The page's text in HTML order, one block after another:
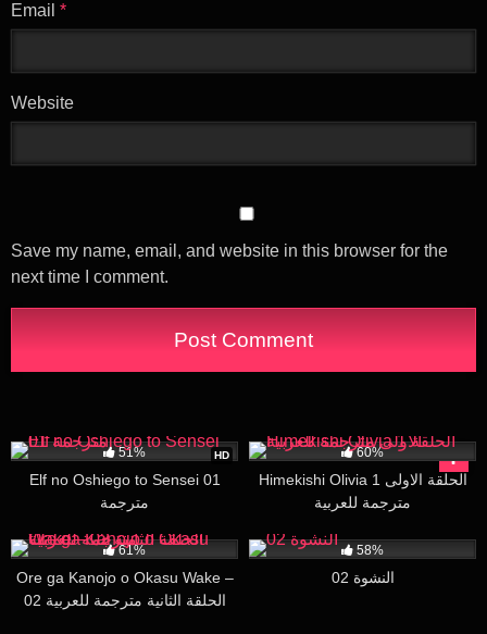
Email *
Website
Save my name, email, and website in this browser for the
next time I comment.
HD
51%
Elf no Oshiego to Sensei 01
مترجمة
60%
Himekishi Olivia 1 الحلقة الاولى
مترجمة للعربية
61%
Ore ga Kanojo o Okasu Wake –
02 الحلقة الثانية مترجمة للعربية
58%
النشوة 02